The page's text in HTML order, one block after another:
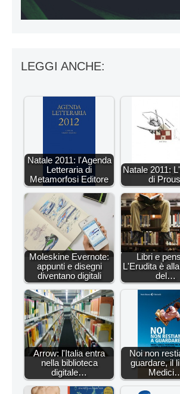
LEGGI ANCHE:
Natale 2011: l'Agenda
Letteraria di
Metamorfosi Editore
Natale 2011:
di
Moleskine Evernote:
appunti e disegni
diventano digitali
Libri e
L'Erudita è
del…
Arrow: l'Italia entra
nella biblioteca
digitale…
Noi non
guardare, il